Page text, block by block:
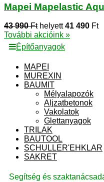
Mapei Mapelastic
43 990 Fthelyett41 490 Ft
További akcióink »
Építőanyagok
MAPEI
MUREXIN
BAUMIT
Mélyalapozók
Aljzatbetonok
Vakolatok
Glettanyagok
TRILAK
BAUTOOL
SCHULLER'EHKLAR
SAKRET
Segítség és